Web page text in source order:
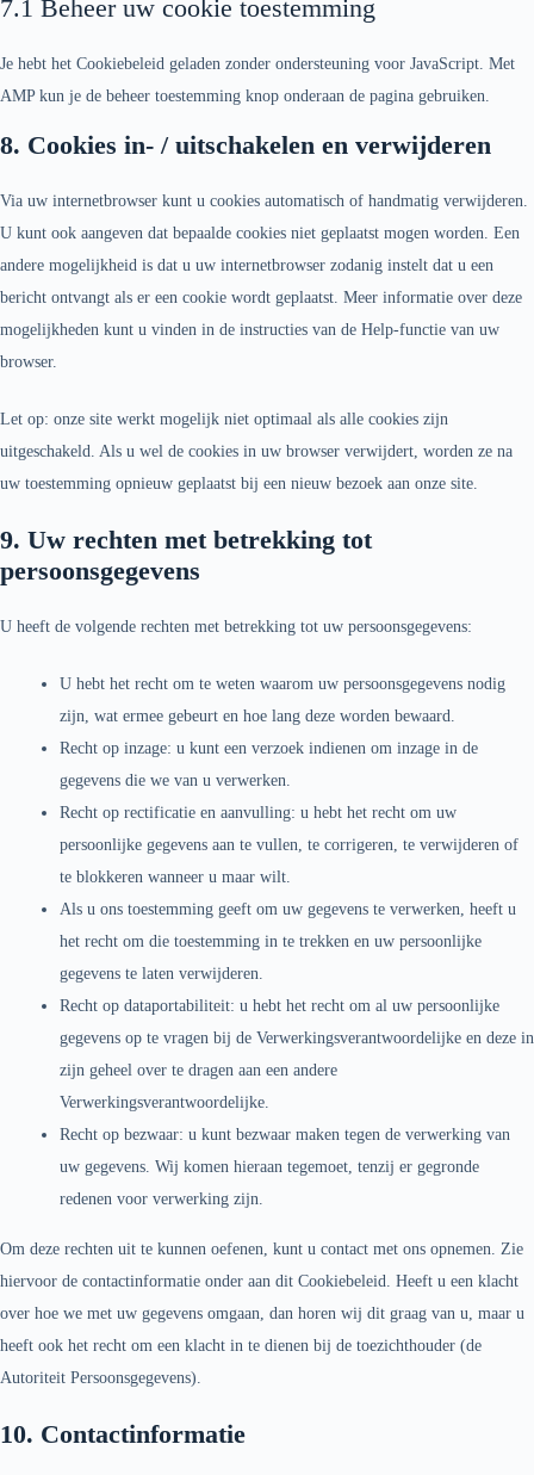
7.1 Beheer uw cookie toestemming
Je hebt het Cookiebeleid geladen zonder ondersteuning voor JavaScript. Met
AMP kun je de beheer toestemming knop onderaan de pagina gebruiken.
8. Cookies in- / uitschakelen en verwijderen
Via uw internetbrowser kunt u cookies automatisch of handmatig verwijderen.
U kunt ook aangeven dat bepaalde cookies niet geplaatst mogen worden. Een
andere mogelijkheid is dat u uw internetbrowser zodanig instelt dat u een
bericht ontvangt als er een cookie wordt geplaatst. Meer informatie over deze
mogelijkheden kunt u vinden in de instructies van de Help-functie van uw
browser.
Let op: onze site werkt mogelijk niet optimaal als alle cookies zijn
uitgeschakeld. Als u wel de cookies in uw browser verwijdert, worden ze na
uw toestemming opnieuw geplaatst bij een nieuw bezoek aan onze site.
9. Uw rechten met betrekking tot
persoonsgegevens
U heeft de volgende rechten met betrekking tot uw persoonsgegevens:
U hebt het recht om te weten waarom uw persoonsgegevens nodig
zijn, wat ermee gebeurt en hoe lang deze worden bewaard.
Recht op inzage: u kunt een verzoek indienen om inzage in de
gegevens die we van u verwerken.
Recht op rectificatie en aanvulling: u hebt het recht om uw
persoonlijke gegevens aan te vullen, te corrigeren, te verwijderen of
te blokkeren wanneer u maar wilt.
Als u ons toestemming geeft om uw gegevens te verwerken, heeft u
het recht om die toestemming in te trekken en uw persoonlijke
gegevens te laten verwijderen.
Recht op dataportabiliteit: u hebt het recht om al uw persoonlijke
gegevens op te vragen bij de Verwerkingsverantwoordelijke en deze in
zijn geheel over te dragen aan een andere
Verwerkingsverantwoordelijke.
Recht op bezwaar: u kunt bezwaar maken tegen de verwerking van
uw gegevens. Wij komen hieraan tegemoet, tenzij er gegronde
redenen voor verwerking zijn.
Om deze rechten uit te kunnen oefenen, kunt u contact met ons opnemen. Zie
hiervoor de contactinformatie onder aan dit Cookiebeleid. Heeft u een klacht
over hoe we met uw gegevens omgaan, dan horen wij dit graag van u, maar u
heeft ook het recht om een klacht in te dienen bij de toezichthouder (de
Autoriteit Persoonsgegevens).
10. Contactinformatie